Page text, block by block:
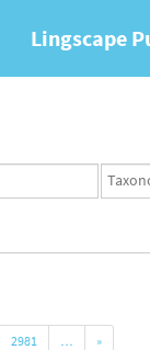
Lingscape
set
2981 … »